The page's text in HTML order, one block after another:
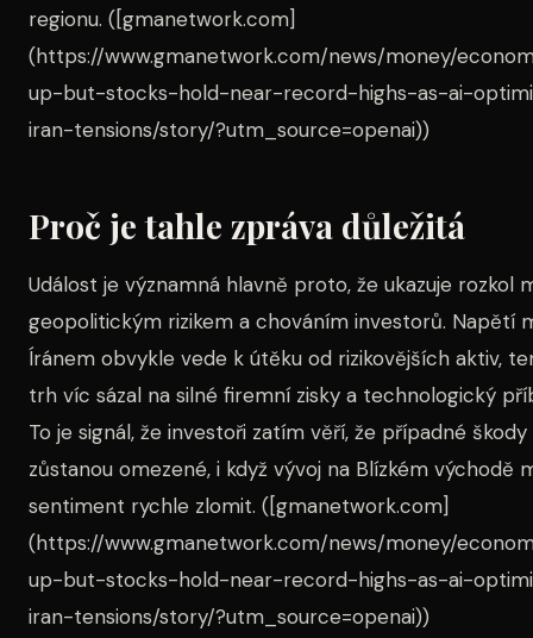
regionu. ([gmanetwork.com]
(https://www.gmanetwork.com/news/money/
up-but-stocks-hold-near-record-highs-as-ai-
iran-tensions/story/?utm_source=openai))
Proč je tahle zpráva důležitá
Událost je významná hlavně proto, že ukazuje rozkol
geopolitickým rizikem a chováním investorů. Napětí
Íránem obvykle vede k útěku od rizikovějších aktiv,
trh víc sázal na silné firemní zisky a technologický
To je signál, že investoři zatím věří, že případné
zůstanou omezené, i když vývoj na Blízkém východě
sentiment rychle zlomit. ([gmanetwork.com]
(https://www.gmanetwork.com/news/money/
up-but-stocks-hold-near-record-highs-as-ai-
iran-tensions/story/?utm_source=openai))